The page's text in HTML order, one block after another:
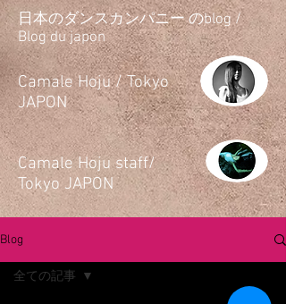
日本のダンスカンパニー のblog /
Blog du japon
​Camale Hoju / Tokyo
JAPON
​Camale Hoju staff/
Tokyo JAPON
Blog
全ての記事